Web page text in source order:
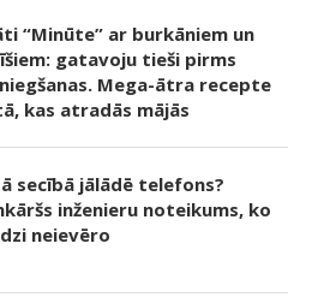
“Minūte” ar burkāniem un
gatavoju tieši pirms
Mega-ātra recepte
kas atradās mājās
secībā jālādē telefons?
inženieru noteikums, ko
neievēro